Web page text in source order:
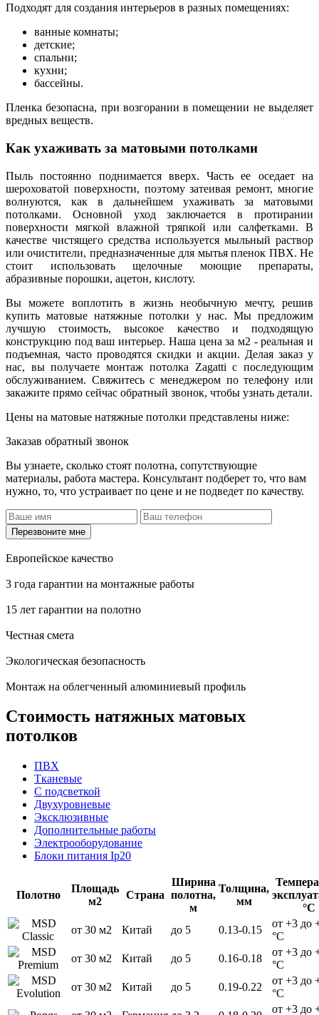
Подходят для создания интерьеров в разных помещениях:
ванные комнаты;
детские;
спальни;
кухни;
бассейны.
Пленка безопасна, при возгорании в помещении не выделяет
вредных веществ.
Как ухаживать за матовыми потолками
Пыль постоянно поднимается вверх. Часть ее оседает на
шероховатой поверхности, поэтому затеивая ремонт, многие
волнуются, как в дальнейшем ухаживать за матовыми
потолками. Основной уход заключается в протирании
поверхности мягкой влажной тряпкой или салфетками. В
качестве чистящего средства используется мыльный раствор
или очистители, предназначенные для мытья пленок ПВХ. Не
стоит использовать щелочные моющие препараты,
абразивные порошки, ацетон, кислоту.
Вы можете воплотить в жизнь необычную мечту, решив
купить матовые натяжные потолки у нас. Мы предложим
лучшую стоимость, высокое качество и подходящую
конструкцию под ваш интерьер. Наша цена за м2 - реальная и
подъемная, часто проводятся скидки и акции. Делая заказ у
нас, вы получаете монтаж потолка Zagatti с последующим
обслуживанием. Свяжитесь с менеджером по телефону или
закажите прямо сейчас обратный звонок, чтобы узнать детали.
Цены на матовые натяжные потолки представлены ниже:
Заказав обратный звонок
Вы узнаете, сколько стоят полотна, сопутствующие
материалы, работа мастера. Консультант подберет то, что вам
нужно, то, что устраивает по цене и не подведет по качеству.
Перезвоните мне
Европейское качество
3 года гарантии на монтажные работы
15 лет гарантии на полотно
Честная смета
Экологическая безопасность
Монтаж на облегченный алюминиевый профиль
Стоимость натяжных матовых
потолков
ПВХ
Тканевые
С подсветкой
Двухуровневые
Эксклюзивные
Дополнительные работы
Электрооборудование
Блоки питания Ip20
Полотно
Площадь
м2
Страна
Ширина
полотна,
м
Толщина,
мм
°С
от 30 м2
Китай до 5 0.13-0.15
от +3 до
°С
от 30 м2
Китай до 5 0.16-0.18
от +3 до
°С
от 30 м2
Китай до 5 0.19-0.22
от +3 до
°С
от +3 до